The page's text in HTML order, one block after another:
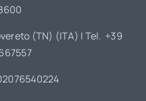
(TN) (ITA) | Tel. +39